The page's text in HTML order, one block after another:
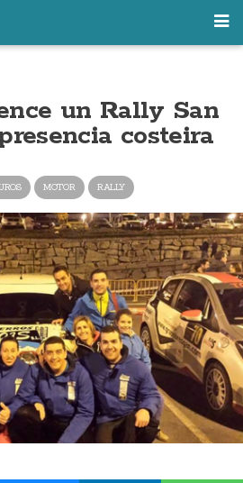
un Rally San
costeira
MOTOR RALLY